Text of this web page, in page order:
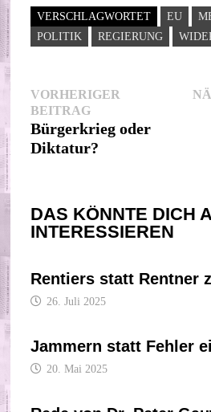
VERSCHLAGWORTET EU
POLITIK
REGIERUNG
VORHERIGER
BEITRAGVorheriger
Beitrag:
Bürgerkrieg oder
Diktatur?
DAS KÖNNTE DICH
INTERESSIEREN
Rentiers statt Rentner
26. Juli 2025
Jammern statt Fehler
20. Mai 2025